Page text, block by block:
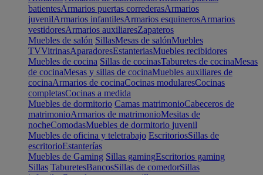
batientesArmarios puertas correderasArmarios
juvenilArmarios infantilesArmarios esquinerosArmarios
vestidoresArmarios auxiliaresZapateros
Muebles de salón SillasMesas de salónMuebles
TVVitrinasAparadoresEstanteriasMuebles recibidores
Muebles de cocina Sillas de cocinasTaburetes de cocinaMesas
de cocinaMesas y sillas de cocinaMuebles auxiliares de
cocinaArmarios de cocinaCocinas modularesCocinas
completasCocinas a medida
Muebles de dormitorio Camas matrimonioCabeceros de
matrimonioArmarios de matrimonioMesitas de
nocheComodasMuebles de dormitorio juvenil
Muebles de oficina y teletrabajo EscritoriosSillas de
escritorioEstanterías
Muebles de Gaming Sillas gamingEscritorios gaming
Sillas TaburetesBancosSillas de comedorSillas